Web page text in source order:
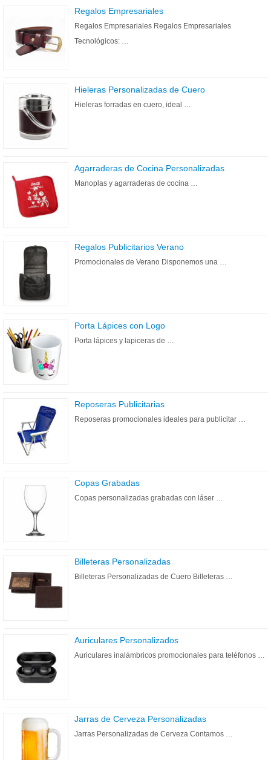
Regalos Empresariales
Regalos Empresariales Regalos Empresariales
Tecnológicos: …
Hieleras Personalizadas de Cuero
Hieleras forradas en cuero, ideal …
Agarraderas de Cocina Personalizadas
Manoplas y agarraderas de cocina …
Regalos Publicitarios Verano
Promocionales de Verano Disponemos una …
Porta Lápices con Logo
Porta lápices y lapiceras de …
Reposeras Publicitarias
Reposeras promocionales ideales para publicitar …
Copas Grabadas
Copas personalizadas grabadas con láser …
Billeteras Personalizadas
Billeteras Personalizadas de Cuero Billeteras …
Auriculares Personalizados
Auriculares inalámbricos promocionales para teléfonos …
Jarras de Cerveza Personalizadas
Jarras Personalizadas de Cerveza Contamos …